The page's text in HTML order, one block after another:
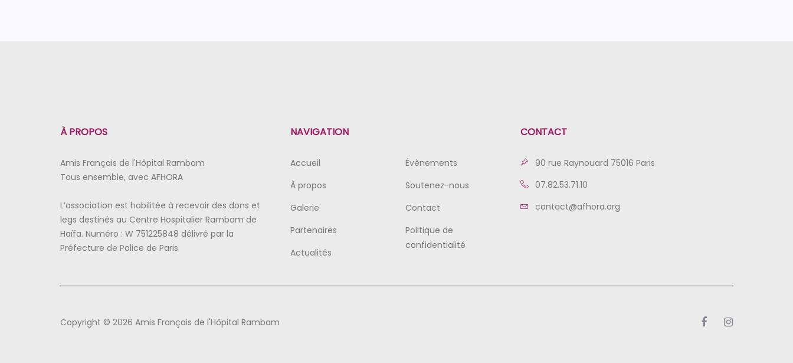
À PROPOS
Amis Français de l'Hôpital Rambam
Tous ensemble, avec AFHORA
L’association est habilitée à recevoir des dons et
legs destinés au Centre Hospitalier Rambam de
Haïfa. Numéro : W 751225848 délivré par la
Préfecture de Police de Paris
NAVIGATION
Accueil
À propos
Galerie
Partenaires
Actualités
Évènements
Soutenez-nous
Contact
Politique de
confidentialité
CONTACT
90 rue Raynouard 75016 Paris
07.82.53.71.10
contact@afhora.org
Copyright © 2026 Amis Français de l'Hôpital Rambam